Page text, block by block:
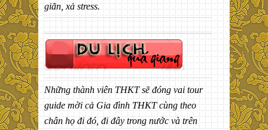
giãn, xả stress.
Những thành viên THKT sẽ đóng vai tour
guide mời cả Gia đình THKT cùng theo
chân họ đi đó, đi đây trong nước và trên